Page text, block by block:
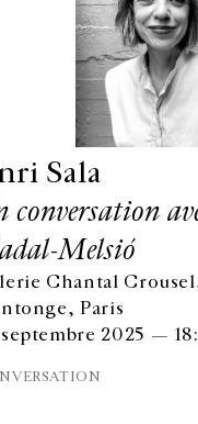
Sala
conversation
Melsió
Chantal
Paris
2025 —